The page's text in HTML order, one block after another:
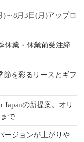
)～8月3日(月)アップロ
休業・休業前受注締
節を彩るリースとギフ
Japanの新提案。オリ
で
ージョンが上がりや